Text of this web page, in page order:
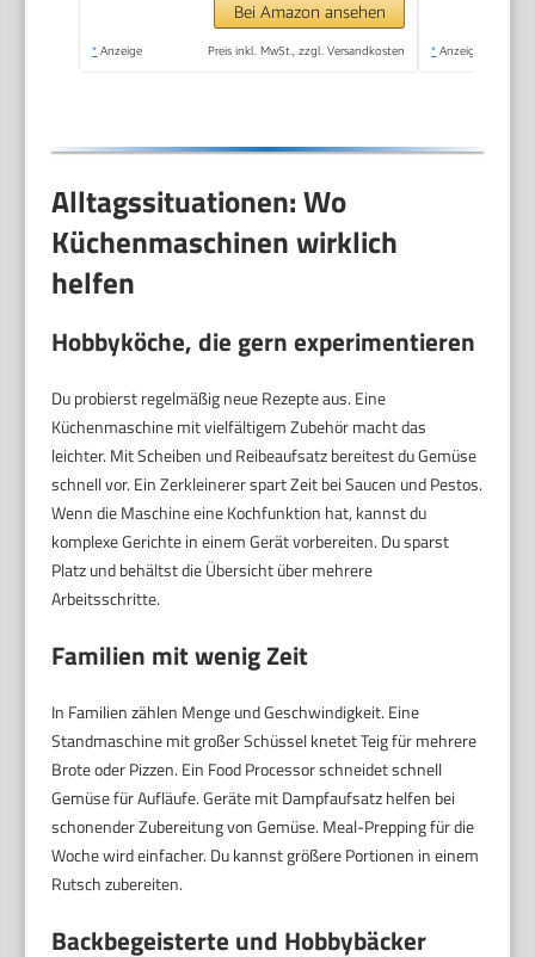
Knethaken/Rührbesen/Silikonbesen,
spülmaschinenfest,
Bei Amazon ansehen
* Anzeige Preis inkl. MwSt., zzgl. Versandkosten * Anzeige
Alltagssituationen: Wo
Küchenmaschinen wirklich
helfen
Hobbyköche, die gern experimentieren
Du probierst regelmäßig neue Rezepte aus. Eine
Küchenmaschine mit vielfältigem Zubehör macht das
leichter. Mit Scheiben und Reibeaufsatz bereitest du Gemüse
schnell vor. Ein Zerkleinerer spart Zeit bei Saucen und Pestos.
Wenn die Maschine eine Kochfunktion hat, kannst du
komplexe Gerichte in einem Gerät vorbereiten. Du sparst
Platz und behältst die Übersicht über mehrere
Arbeitsschritte.
Familien mit wenig Zeit
In Familien zählen Menge und Geschwindigkeit. Eine
Standmaschine mit großer Schüssel knetet Teig für mehrere
Brote oder Pizzen. Ein Food Processor schneidet schnell
Gemüse für Aufläufe. Geräte mit Dampfaufsatz helfen bei
schonender Zubereitung von Gemüse. Meal-Prepping für die
Woche wird einfacher. Du kannst größere Portionen in einem
Rutsch zubereiten.
Backbegeisterte und Hobbybäcker